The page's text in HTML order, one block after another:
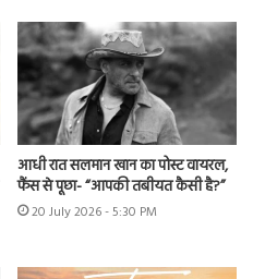
आधी रात सलमान खान का पोस्ट वायरल,
फैंस से पूछा- “आपकी तबीयत कैसी है?”
20 July 2026 - 5:30 PM